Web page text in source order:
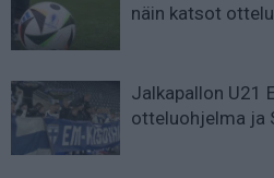
näin katsot
Jalkapallon U21
otteluohjelma ja